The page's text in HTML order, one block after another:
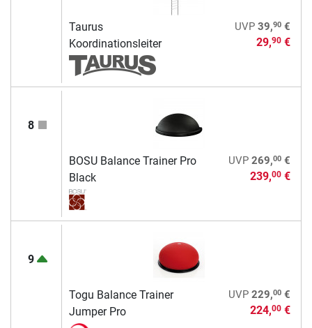
Taurus
Koordinationsleiter
UVP 39,90€
29,90€
8
BOSU Balance Trainer Pro
Black
UVP 269,00€
239,00€
9
Togu Balance Trainer
Jumper Pro
UVP 229,00€
224,00€